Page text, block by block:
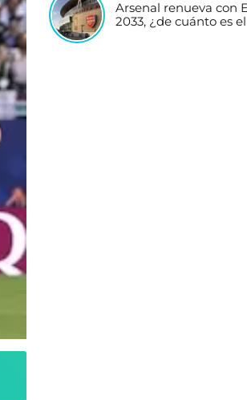
Arsenal renueva con
2033, ¿de cuánto es